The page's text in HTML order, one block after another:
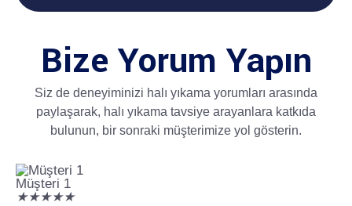
Bize Yorum Yapın
Siz de deneyiminizi halı yıkama yorumları arasında
paylaşarak, halı yıkama tavsiye arayanlara katkıda
bulunun, bir sonraki müşterimize yol gösterin.
Müşteri 1
★★★★★